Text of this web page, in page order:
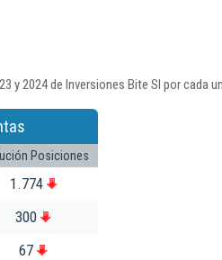
2024 de Inversiones Bite Sl por cada
Posiciones
1.774
300
67